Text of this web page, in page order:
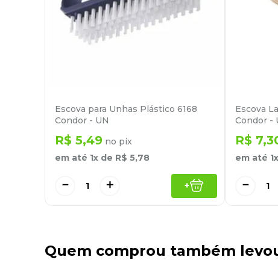
Escova para Unhas Plástico 6168
Condor - UN
R$ 5,49 no pix
em até 1x de R$ 5,78
＋
－ +
Escova
Condor -
R$ 7,
em até 1
－
Quem comprou também